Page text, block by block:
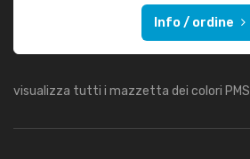
Info / ordine
visualizza tutti i mazzetta dei colori PMS